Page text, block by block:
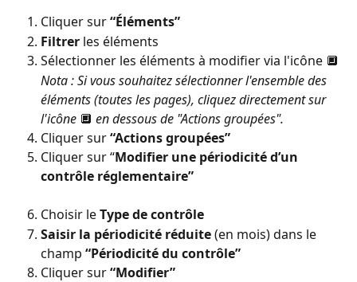
Cliquer sur “Éléments”
Filtrer les éléments
Sélectionner les éléments à modifier via l'icône 🔲
Nota : Si vous souhaitez sélectionner l'ensemble des
éléments (toutes les pages), cliquez directement sur
l'icône 🔲 en dessous de "Actions groupées".
Cliquer sur “Actions groupées”
Cliquer sur “Modifier une périodicité d’un
contrôle réglementaire”
Choisir le Type de contrôle
Saisir la périodicité réduite (en mois) dans le
champ “Périodicité du contrôle”
Cliquer sur “Modifier”